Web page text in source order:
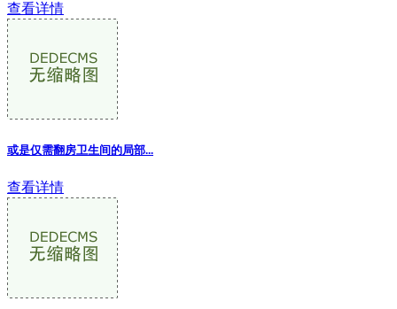
查看详情
或是仅需翻房卫生间的局部...
查看详情